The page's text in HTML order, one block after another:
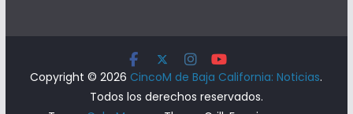
Copyright © 2026 CincoM de Baja California: Noticias.
Todos los derechos reservados.